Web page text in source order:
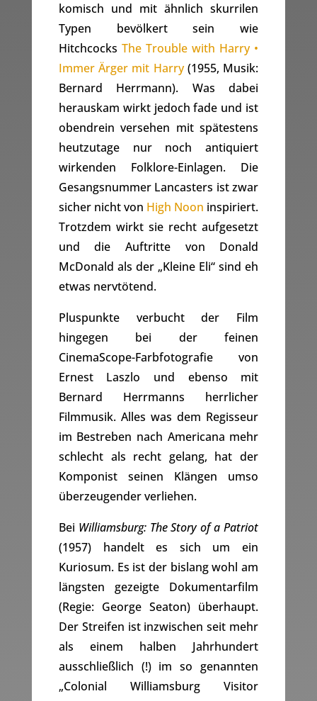
komisch und mit ähnlich skurrilen
Typen bevölkert sein wie
Hitchcocks The Trouble with Harry •
Immer Ärger mit Harry(1955, Musik:
Bernard Herrmann). Was dabei
herauskam wirkt jedoch fade und ist
obendrein versehen mit spätestens
heutzutage nur noch antiquiert
wirkenden Folklore-Einlagen. Die
Gesangsnummer Lancasters ist zwar
sicher nicht von High Noon inspiriert.
Trotzdem wirkt sie recht aufgesetzt
und die Auftritte von Donald
McDonald als der „Kleine Eli“ sind eh
etwas nervtötend.
Pluspunkte verbucht der Film
hingegen bei der feinen
CinemaScope-Farbfotografie von
Ernest Laszlo und ebenso mit
Bernard Herrmanns herrlicher
Filmmusik. Alles was dem Regisseur
im Bestreben nach Americana mehr
schlecht als recht gelang, hat der
Komponist seinen Klängen umso
überzeugender verliehen.
Bei Williamsburg: The Story of a Patriot
(1957) handelt es sich um ein
Kuriosum. Es ist der bislang wohl am
längsten gezeigte Dokumentarfilm
(Regie: George Seaton) überhaupt.
Der Streifen ist inzwischen seit mehr
als einem halben Jahrhundert
ausschließlich (!) im so genannten
„Colonial Williamsburg Visitor